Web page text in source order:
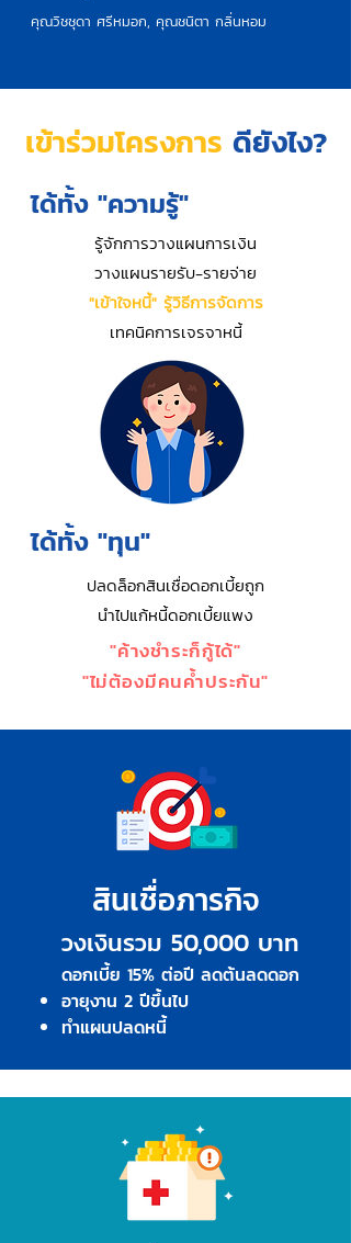
คุณวิชชุดา ศรีหมอก, คุณชนิตา กลิ่นหอม
เข้าร่วมโครงการ ดียังไง?
ได้ทั้ง "ความรู้"
รู้จักการวางแผนการเงิน
วางแผนรายรับ-รายจ่าย
"เข้าใจหนี้" รู้วิธีการจัดการ
เทคนิคการเจรจาหนี้
ได้ทั้ง "ทุน"
ปลดล็อกสินเชื่อดอกเบี้ยถูก
นำไปแก้หนี้ดอกเบี้ยแพง
"ค้างชำระก็กู้ได้"
"ไม่ต้องมีคนค้ำประกัน"
สินเชื่อภารกิจ
วงเงินรวม 50,000 บาท
ดอกเบี้ย 15% ต่อปี ลดต้นลดดอก
อายุงาน 2 ปีขึ้นไป
ทำแผนปลดหนี้